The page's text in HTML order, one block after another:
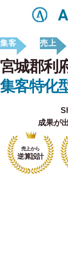
事業内容
ECサイト
あっ！と おどろ
SERVICE
事業概要
集客 売上
宮城郡利
集客特化
成果が
売上から
逆算設計